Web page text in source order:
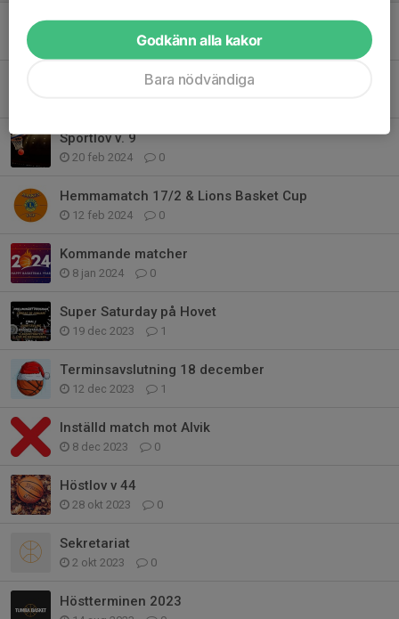
Whatsapp-grupp
0
Dagens träning är inställd ❌
Sportlov v. 9
20 feb 2024 0
Hemmamatch 17/2 & Lions Basket Cup
12 feb 2024 0
Kommande matcher
8 jan 2024 0
Super Saturday på Hovet
19 dec 2023 1
Terminsavslutning 18 december
12 dec 2023 1
Inställd match mot Alvik
8 dec 2023 0
Höstlov v 44
28 okt 2023 0
Sekretariat
2 okt 2023 0
Höstterminen 2023
Godkänn alla kakor
Bara nödvändiga